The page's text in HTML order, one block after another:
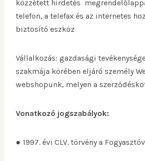
közzétett hirdetés
telefon, a telefax és az internetes
biztosító eszköz
Vállalkozás: gazdasági
szakmája körében eljáró személy
webshopunk, melyen a
Vonatkozó jogszabályok:
● 1997. évi CLV. törvény a